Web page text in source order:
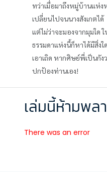
ทว่าเมื่อมาถึงหมู่บ้านแห่
เปลี่ยนไปจนนางสังเกตได้
แต่ไม่ว่าจะมองจากมุมใด
ธรรมดาแห่งนี้ก็หาได้มีสิ่งใ
เอาเถิด หากศิษย์พี่เป็นกั
ปกป้องท่านเอง!
เล่มนี้ห้ามพล
There was an error